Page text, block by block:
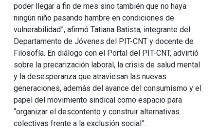
poder llegar a fin de mes sino también que no haya
ningún niño pasando hambre en condiciones de
vulnerabilidad”, afirmó Tatiana Batista, integrante del
Departamento de Jóvenes del PIT-CNT y docente de
Filosofía. En diálogo con el Portal del PIT-CNT, advirtió
sobre la precarización laboral, la crisis de salud mental
y la desesperanza que atraviesan las nuevas
generaciones, además del avance del consumismo y el
papel del movimiento sindical como espacio para
“organizar el descontento y construir alternativas
colectivas frente a la exclusión social”.